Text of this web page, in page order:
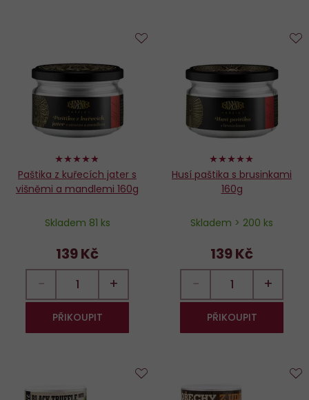
96%
Paštika z kuřecích jater s
višněmi a mandlemi 160g
Skladem 81 ks
139 Kč
− +
PŘIKOUPIT
oblíbených
98%
Husí paštika s brusinkami
160g
Skladem > 200 ks
139 Kč
− +
PŘIKOUPIT